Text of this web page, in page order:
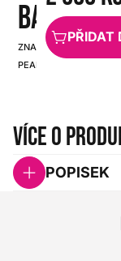
BALENÍ)
ZNAČKA:
PEARL
SKU:
PŘIDAT
Více o
POPISEK